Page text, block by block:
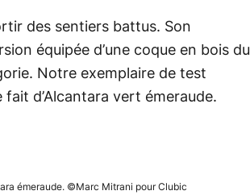
des sentiers battus. Son
équipée d’une coque en bois du
Notre exemplaire de test
d’Alcantara vert émeraude.
émeraude. ©Marc Mitrani pour Clubic